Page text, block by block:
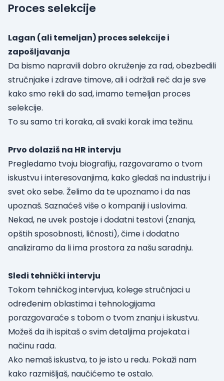
Proces selekcije
Lagan (ali temeljan) proces selekcije i
zapošljavanja
Da bismo napravili dobro okruženje za rad, obezbedili
stručnjake i zdrave timove, ali i održali reč da je sve
kako smo rekli do sad, imamo temeljan proces
selekcije.
To su samo tri koraka, ali svaki korak ima težinu.
Prvo dolaziš na HR intervju
Pregledamo tvoju biografiju, razgovaramo o tvom
iskustvu i interesovanjima, kako gledaš na industriju i
svet oko sebe. Želimo da te upoznamo i da nas
upoznaš. Saznaćeš više o kompaniji i uslovima.
Nekad, ne uvek postoje i dodatni testovi (znanja,
opštih sposobnosti, ličnosti), čime i dodatno
analiziramo da li ima prostora za našu saradnju.
Sledi tehnički intervju
Tokom tehničkog intervjua, kolege stručnjaci u
određenim oblastima i tehnologijama
porazgovaraće s tobom o tvom znanju i iskustvu.
Možeš da ih ispitaš o svim detaljima projekata i
načinu rada.
Ako nemaš iskustva, to je isto u redu. Pokaži nam
kako razmišljaš, naučićemo te ostalo.